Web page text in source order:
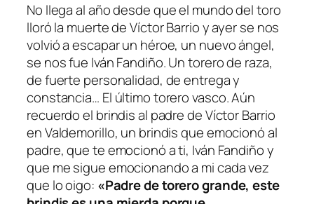
No llega al año desde que el mundo del toro
lloró la muerte de Víctor Barrio y ayer se nos
volvió a escapar un héroe, un nuevo ángel,
se nos fue Iván Fandiño. Un torero de raza,
de fuerte personalidad, de entrega y
constancia… El último torero vasco. Aún
recuerdo el brindis al padre de Víctor Barrio
en Valdemorillo, un brindis que emocionó al
padre, que te emocionó a ti, Iván Fandiño y
que me sigue emocionando a mi cada vez
que lo oigo: «Padre de torero grande, este